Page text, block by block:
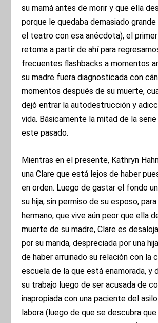
su mamá antes de morir y que ella
porque le quedaba demasiado grande
el teatro con esa anécdota), el
retoma a partir de ahí para
frecuentes flashbacks a momentos
su madre fuera diagnosticada con
momentos después de su muerte,
dejó entrar la autodestrucción y
vida. Básicamente la mitad de la
este pasado.
Mientras en el presente, Kathryn
una Clare que está lejos de haber
en orden. Luego de gastar el fondo
su hija, sin permiso de su esposo,
hermano, que vive aún peor que ella
muerte de su madre, Clare es
por su marida, despreciada por una
de haber arruinado su relación con la
escuela de la que está enamorada, y
su trabajo luego de ser acusada de
inapropiada con una paciente del
labora (luego de que se descubra